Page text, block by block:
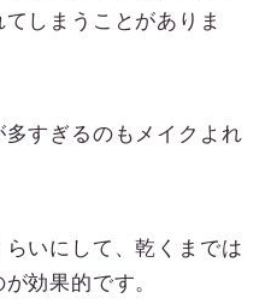
しまうことがありま
すぎるのもメイクよれ
いにして、乾くまでは
効果的です。